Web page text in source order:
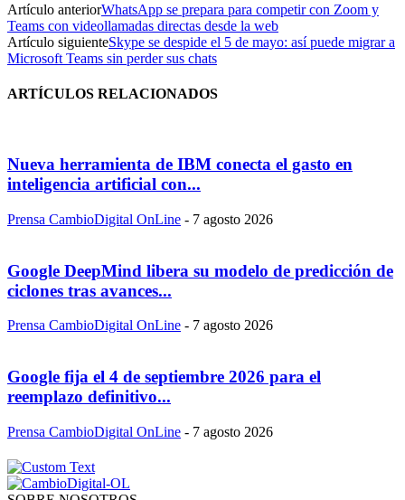
Artículo anteriorWhatsApp se prepara para competir con Zoom y
Teams con videollamadas directas desde la web
Artículo siguienteSkype se despide el 5 de mayo: así puede migrar a
Microsoft Teams sin perder sus chats
ARTÍCULOS RELACIONADOS
Nueva herramienta de IBM conecta el gasto en
inteligencia artificial con...
Prensa CambioDigital OnLine - 7 agosto 2026
Google DeepMind libera su modelo de predicción de
ciclones tras avances...
Prensa CambioDigital OnLine - 7 agosto 2026
Google fija el 4 de septiembre 2026 para el
reemplazo definitivo...
Prensa CambioDigital OnLine - 7 agosto 2026